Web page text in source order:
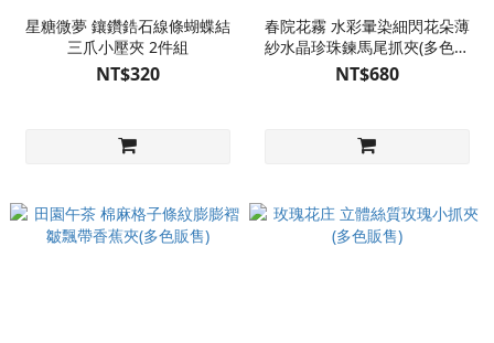
星糖微夢 鑲鑽鋯石線條蝴蝶結
三爪小壓夾 2件組
NT$320
春院花霧 水彩暈染細閃花朵薄
紗水晶珍珠鍊馬尾抓夾(多色可
選)
NT$680